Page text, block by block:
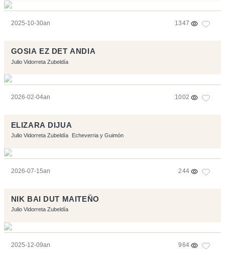
2025-10-30an 1347
GOSIA EZ DET ANDIA
Julio Vidorreta Zubeldía
2026-02-04an 1002
ELIZARA DIJUA
Julio Vidorreta Zubeldía Echeverria y Guimón
2026-07-15an 244
NIK BAI DUT MAITEÑO
Julio Vidorreta Zubeldía
2025-12-09an 964